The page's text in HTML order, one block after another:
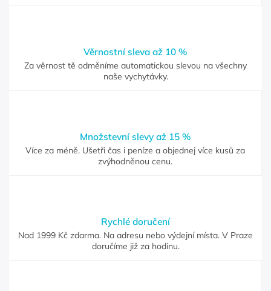
Věrnostní sleva až 10 %
Za věrnost tě odměníme automatickou slevou na všechny
naše vychytávky.
Množstevní slevy až 15 %
Více za méně. Ušetři čas i peníze a objednej více kusů za
zvýhodněnou cenu.
Rychlé doručení
Nad 1999 Kč zdarma. Na adresu nebo výdejní místa. V Praze
doručíme již za hodinu.